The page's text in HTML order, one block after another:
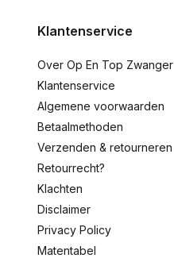
Klantenservice
Over Op En Top Zwanger
Klantenservice
Algemene voorwaarden
Betaalmethoden
Verzenden & retourneren
Retourrecht?
Klachten
Disclaimer
Privacy Policy
Matentabel